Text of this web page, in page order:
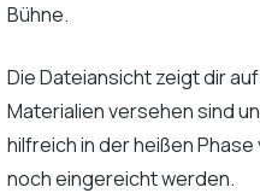
Bühne.
Die Dateiansicht zeigt dir
Materialien versehen sind
hilfreich in der heißen
noch eingereicht werden.